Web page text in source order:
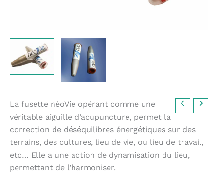
La fusette néoVie opérant comme une
véritable aiguille d’acupuncture, permet la
correction de déséquilibres énergétiques sur des
terrains, des cultures, lieu de vie, ou lieu de travail,
etc… Elle a une action de dynamisation du lieu,
permettant de l’harmoniser.